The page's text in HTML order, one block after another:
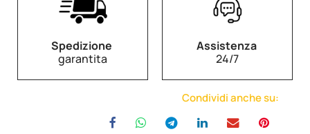
Spedizione
garantita
Assistenza
24/7
Condividi anche su: